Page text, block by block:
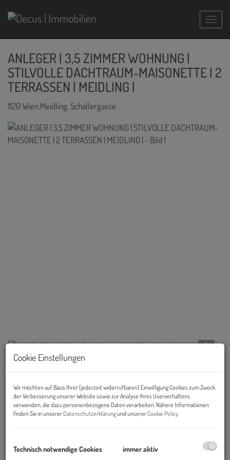
ANLEGER | 3,5 ZIMMER WOHNUNG |
STILVOLLE DACHTRAUM-MAISONETTE | 2
TERRASSEN | MEIDLING |
1120 Wien,Meidling, Schallergasse
Beschreibung
Stilaltbau neu gedacht. Bezugsfertiges
Im 12. Bezirk wurde ein klassisches Wiener Zinshaus mit viel
Cookie Einstellungen
Wir möchten auf Basis Ihrer (jederzeit widerrufbaren) Einwilligung Cookies zum Zweck
der Verbesserung unserer Website sowie zur Analyse Ihres Userverhaltens
verwenden, die dazu personenbezogene Daten verarbeiten. Nähere Informationen
finden Sie in unserer Datenschutzerklärungund unsererCookie Policy.
Technisch notwendige Cookies immer aktiv